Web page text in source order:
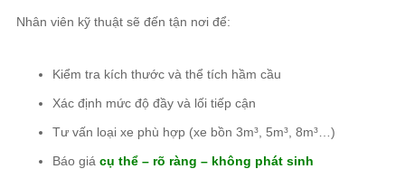
Nhân viên kỹ thuật sẽ đến tận nơi để:
Kiểm tra kích thước và thể tích hầm cầu
Xác định mức độ đầy và lối tiếp cận
Tư vấn loại xe phù hợp (xe bồn 3m³, 5m³, 8m³…)
Báo giá cụ thể – rõ ràng – không phát sinh